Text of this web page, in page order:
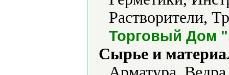
Растворители,
Торговый Дом
Сырье и